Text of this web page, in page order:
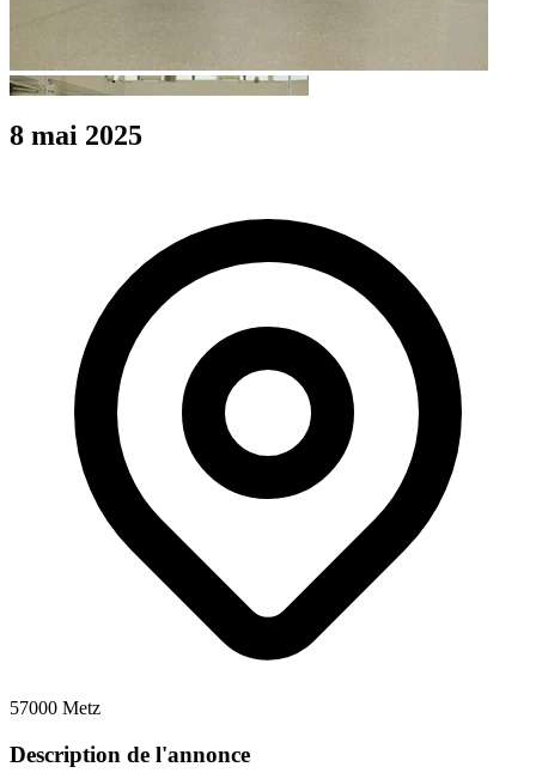
8 mai 2025
57000 Metz
Description de l'annonce